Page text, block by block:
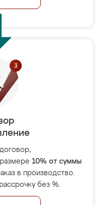
10% от суммы
в производство.
без %.